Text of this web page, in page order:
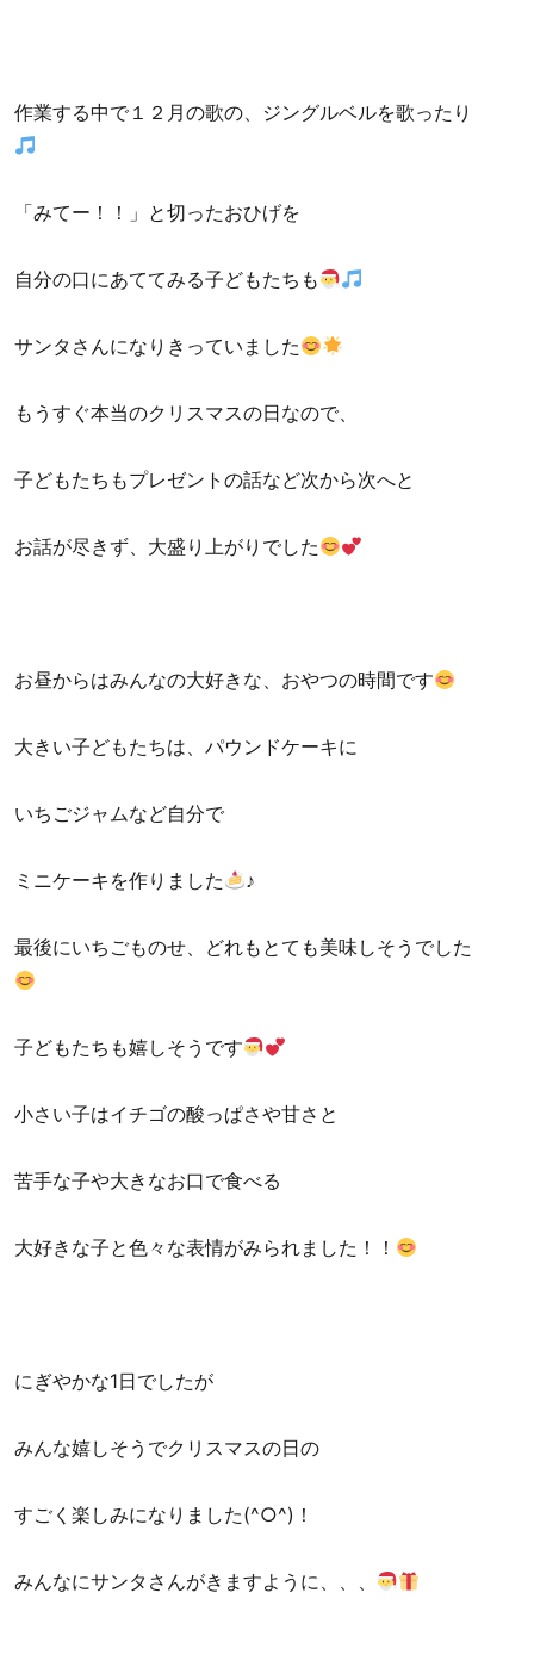
作業する中で１２月の歌の、ジングルベルを歌ったり
「みてー！！」と切ったおひげを
自分の口にあててみる子どもたちも
サンタさんになりきっていました
もうすぐ本当のクリスマスの日なので、
子どもたちもプレゼントの話など次から次へと
お話が尽きず、大盛り上がりでした
お昼からはみんなの大好きな、おやつの時間です
大きい子どもたちは、パウンドケーキに
いちごジャムなど自分で
ミニケーキを作りました ♪
最後にいちごものせ、どれもとても美味しそうでした
子どもたちも嬉しそうです
小さい子はイチゴの酸っぱさや甘さと
苦手な子や大きなお口で食べる
大好きな子と色々な表情がみられました！！
にぎやかな1日でしたが
みんな嬉しそうでクリスマスの日の
すごく楽しみになりました(^○^)！
みんなにサンタさんがきますように、、、